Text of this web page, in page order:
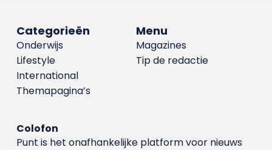
Menu
Magazines
Tip de redactie
Categorieën
Onderwijs
Lifestyle
International
Themapagina’s
Colofon
Punt is het onafhankelijke platform voor nieuws